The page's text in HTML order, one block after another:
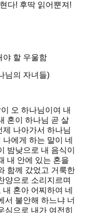
다! 후딱 읽어뿐져!
야 할 우울함
님의 자녀들)
오 하나님이여 내
혼이 하나님 곧 살
나아가서 하나님
에게 하는 말이 네
밤낮으로 내 음식이
내 안에 있는 혼을
함께 갔었고 거룩한
양으로 소리지르며
혼아 어찌하여 네
서 불안해 하느냐 너
심으로 내가 여전히